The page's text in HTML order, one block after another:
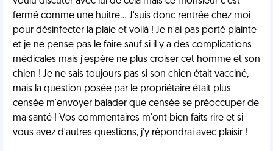
fermé comme une huître... J'suis donc rentrée chez moi
pour désinfecter la plaie et voilà ! Je n'ai pas porté plainte
et je ne pense pas le faire sauf si il y a des complications
médicales mais j'espère ne plus croiser cet homme et son
chien ! Je ne sais toujours pas si son chien était vacciné,
mais la question posée par le propriétaire était plus
censée m'envoyer balader que censée se préoccuper de
ma santé ! Vos commentaires m'ont bien faits rire et si
vous avez d'autres questions, j'y répondrai avec plaisir !